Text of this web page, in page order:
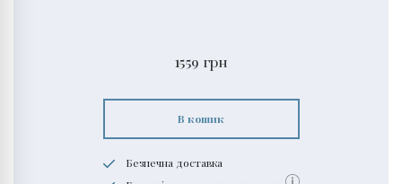
1559 грн
В кошик
Безпечна доставка